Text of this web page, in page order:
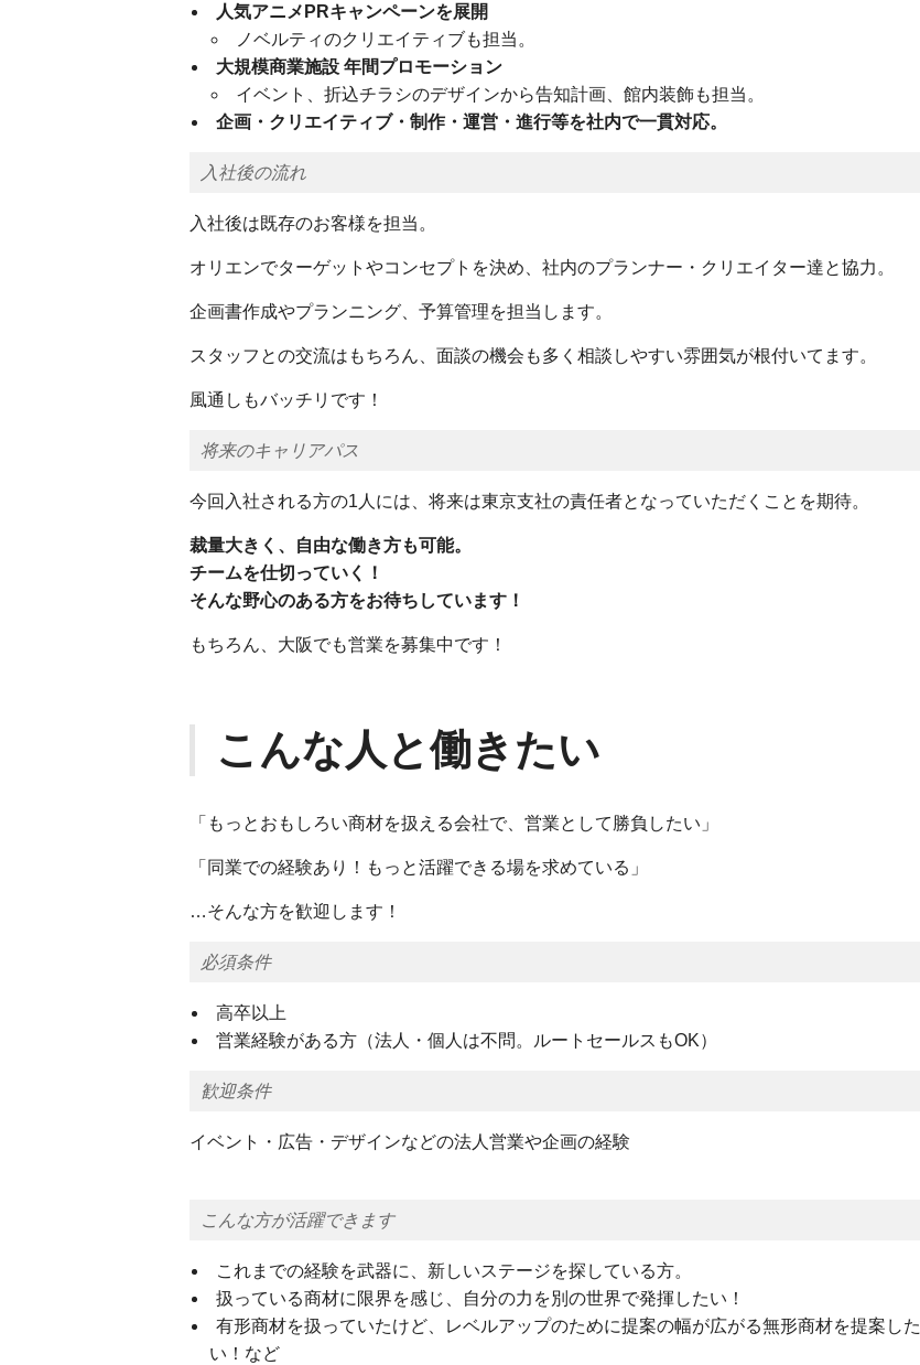
人気アニメPRキャンペーンを展開
ノベルティのクリエイティブも担当。
大規模商業施設 年間プロモーション
イベント、折込チラシのデザインから告知計画、館内装飾も担当。
企画・クリエイティブ・制作・運営・進行等を社内で一貫対応。
入社後の流れ
入社後は既存のお客様を担当。
オリエンでターゲットやコンセプトを決め、社内のプランナー・クリエイター達と協力。
企画書作成やプランニング、予算管理を担当します。
スタッフとの交流はもちろん、面談の機会も多く相談しやすい雰囲気が根付いてます。
風通しもバッチリです！
将来のキャリアパス
今回入社される方の1人には、将来は東京支社の責任者となっていただくことを期待。
裁量大きく、自由な働き方も可能。
チームを仕切っていく！
そんな野心のある方をお待ちしています！
もちろん、大阪でも営業を募集中です！
こんな人と働きたい
「もっとおもしろい商材を扱える会社で、営業として勝負したい」
「同業での経験あり！もっと活躍できる場を求めている」
…そんな方を歓迎します！
必須条件
高卒以上
営業経験がある方（法人・個人は不問。ルートセールスもOK）
歓迎条件
イベント・広告・デザインなどの法人営業や企画の経験
こんな方が活躍できます
これまでの経験を武器に、新しいステージを探している方。
扱っている商材に限界を感じ、自分の力を別の世界で発揮したい！
有形商材を扱っていたけど、レベルアップのために提案の幅が広がる無形商材を提案した
い！など